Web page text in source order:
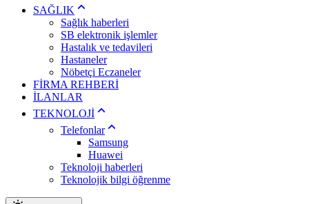
SAĞLIK
Sağlık haberleri
SB elektronik işlemler
Hastalık ve tedavileri
Hastaneler
Nöbetçi Eczaneler
FİRMA REHBERİ
İLANLAR
TEKNOLOJİ
Telefonlar
Samsung
Huawei
Teknoloji haberleri
Teknolojik bilgi öğrenme